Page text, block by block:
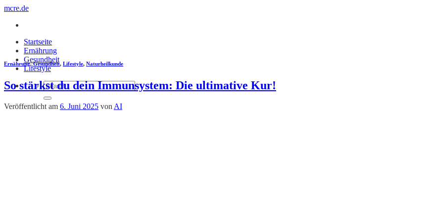
Zum
springen
mcre.de
Startseite
Ernährung
Gesundheit
Lifestyle
Ernährung,Gesundheit, Lifestyle, Naturheilkunde
So stärkst du dein Immunsystem: Die ultimative Kur!
Veröffentlicht am 6. Juni 2025 von AI